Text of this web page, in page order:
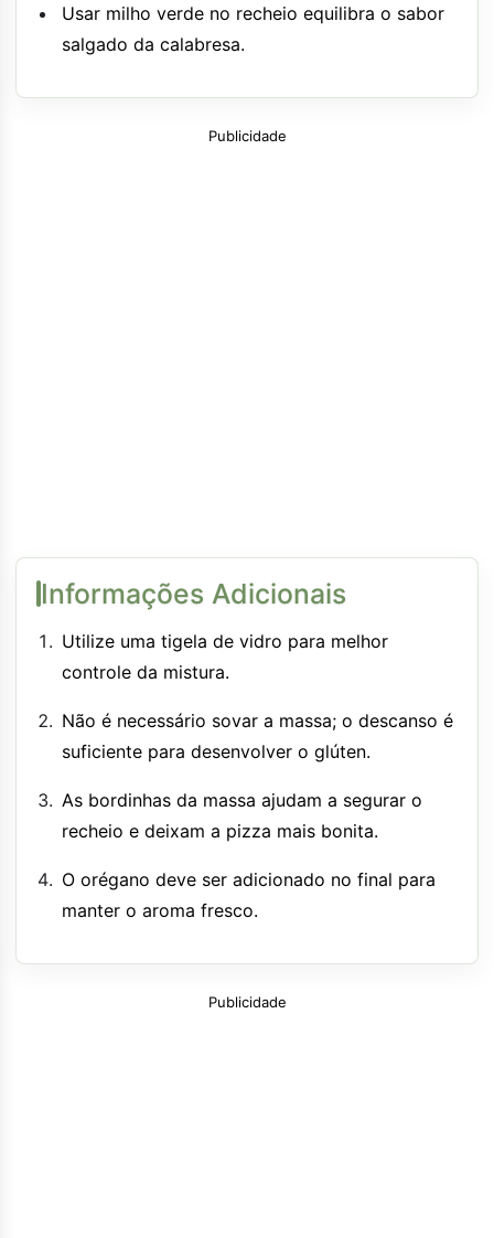
Usar milho verde no recheio equilibra o sabor
salgado da calabresa.
Publicidade
Informações Adicionais
Utilize uma tigela de vidro para melhor
controle da mistura.
Não é necessário sovar a massa; o descanso é
suficiente para desenvolver o glúten.
As bordinhas da massa ajudam a segurar o
recheio e deixam a pizza mais bonita.
O orégano deve ser adicionado no final para
manter o aroma fresco.
Publicidade